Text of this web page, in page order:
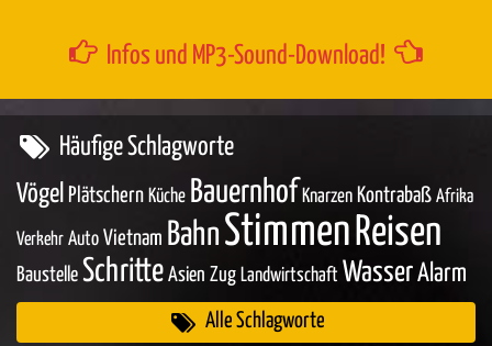
Infos und MP3-Sound-Download!
Häufige Schlagworte
Vögel Plätschern Küche Bauernhof Knarzen Kontrabaß Afrika
Verkehr Auto Vietnam Bahn Stimmen Reisen
Baustelle Schritte Asien Zug Landwirtschaft WasserAlarm
Alle Schlagworte